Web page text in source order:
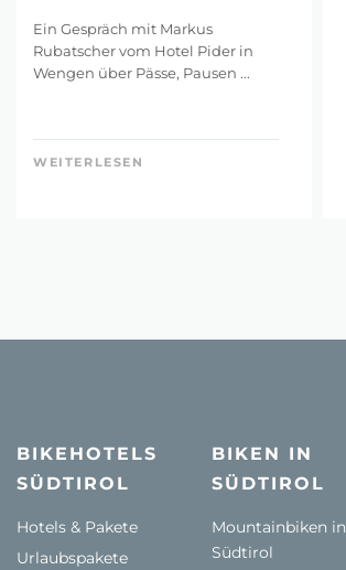
Ein Gespräch mit Markus
Rubatscher vom Hotel Pider in
Wengen über Pässe, Pausen ...
WEITERLESEN
BIKEHOTELS
SÜDTIROL
Hotels & Pakete
Urlaubspakete
BIKEN IN
SÜDTIROL
Mountainbiken in
Südtirol